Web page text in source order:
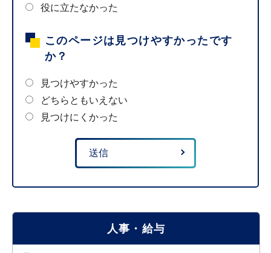
役に立たなかった
このページは見つけやすかったです
か？
見つけやすかった
どちらともいえない
見つけにくかった
人事・給与